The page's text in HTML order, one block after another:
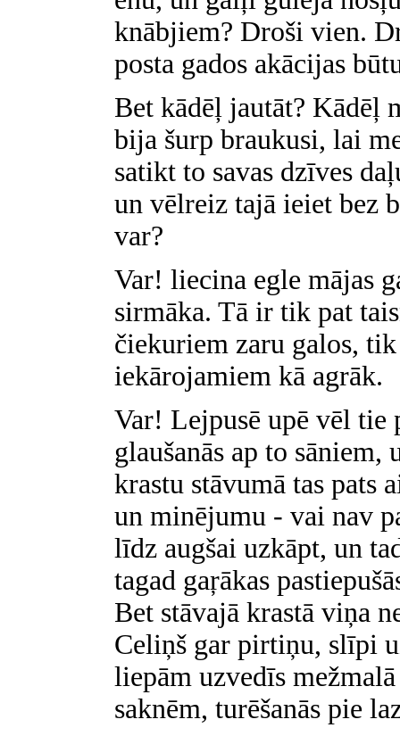
knābjiem? Droši vien.
posta gados akācijas
Bet kādēļ jautāt? Kādēļ
bija šurp braukusi, lai
satikt to savas dzīves
un vēlreiz tajā ieiet bez
var?
Var! liecina egle mājas
sirmāka. Tā ir tik pat
čiekuriem zaru galos,
iekārojamiem kā agrāk.
Var! Lejpusē upē vēl tie
glaušanās ap to sāniem,
krastu stāvumā tas pats
un minējumu - vai nav
līdz augšai uzkāpt, un
tagad gaŗākas
Bet stāvajā krastā viņa
Celiņš gar pirtiņu, slīpi
liepām uzvedīs
saknēm, turēšanās pie